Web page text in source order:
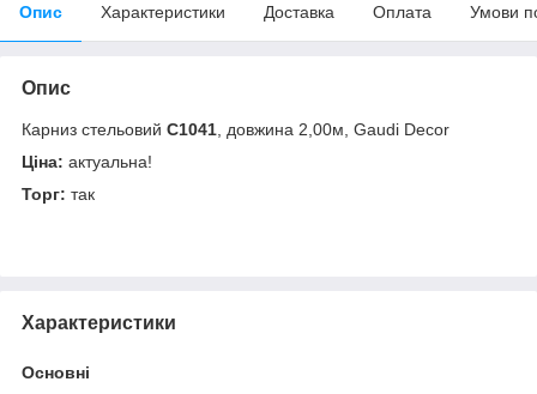
Опис Характеристики Доставка Оплата Умови
Опис
Карниз стельовий C1041 , довжина 2,00м, Gaudi Decor
Ціна: актуальна!
Торг: так
Характеристики
Основні